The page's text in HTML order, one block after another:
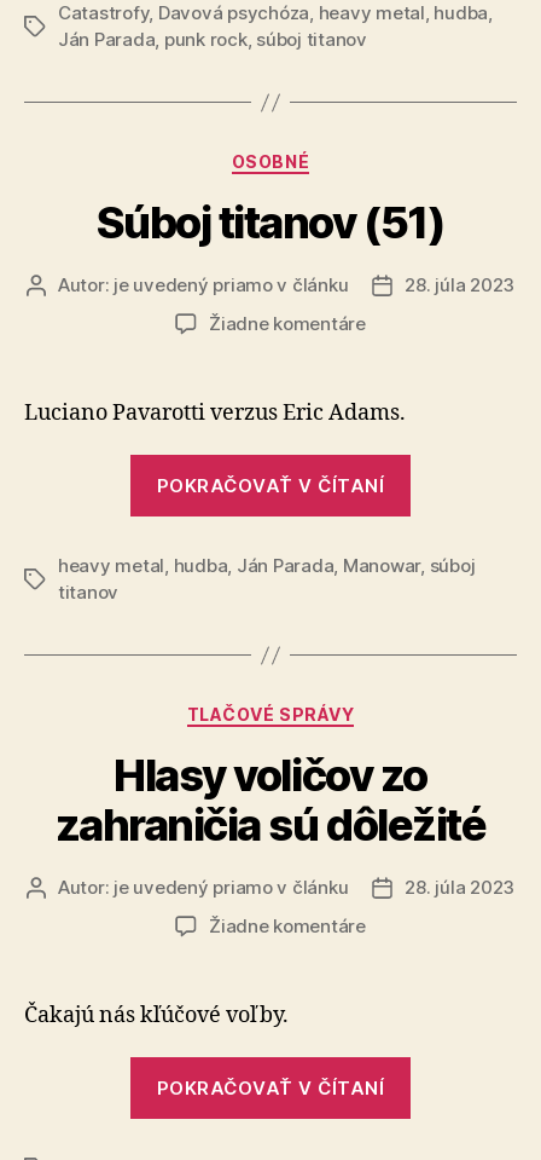
Značky
Catastrofy, Davová psychóza, heavy metal, hudba,
Ján Parada, punk rock, súboj titanov
Kategórie
OSOBNÉ
Súboj titanov (51)
AutorAutor: je uvedený priamo v článku
Dátum
28. júla 2023
Žiadne komentárena
Luciano Pavarotti verzus Eric Adams.
POKRAČOVAŤ V ČÍTANÍ
Značky
heavy metal, hudba, Ján Parada, Manowar, súboj
titanov
Kategórie
TLAČOVÉ SPRÁVY
Hlasy voličov zo
zahraničia sú dôležité
AutorAutor: je uvedený priamo v článku
Dátum
28. júla 2023
Žiadne komentárena
sú
dôležité
Čakajú nás kľúčové voľby.
POKRAČOVAŤ V ČÍTANÍ